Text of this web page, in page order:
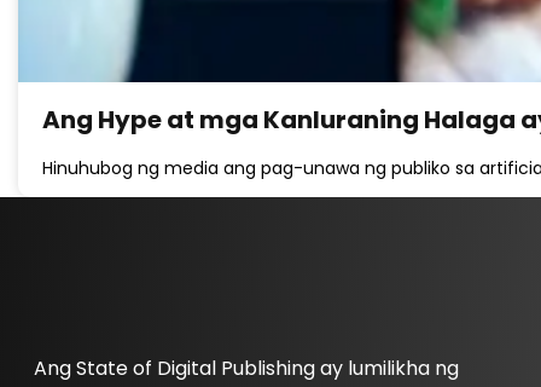
Ang Hype at mga Kanluraning Halaga
Hinuhubog ng media ang pag-unawa ng publiko sa
Ang State of Digital Publishing ay lumilikha ng